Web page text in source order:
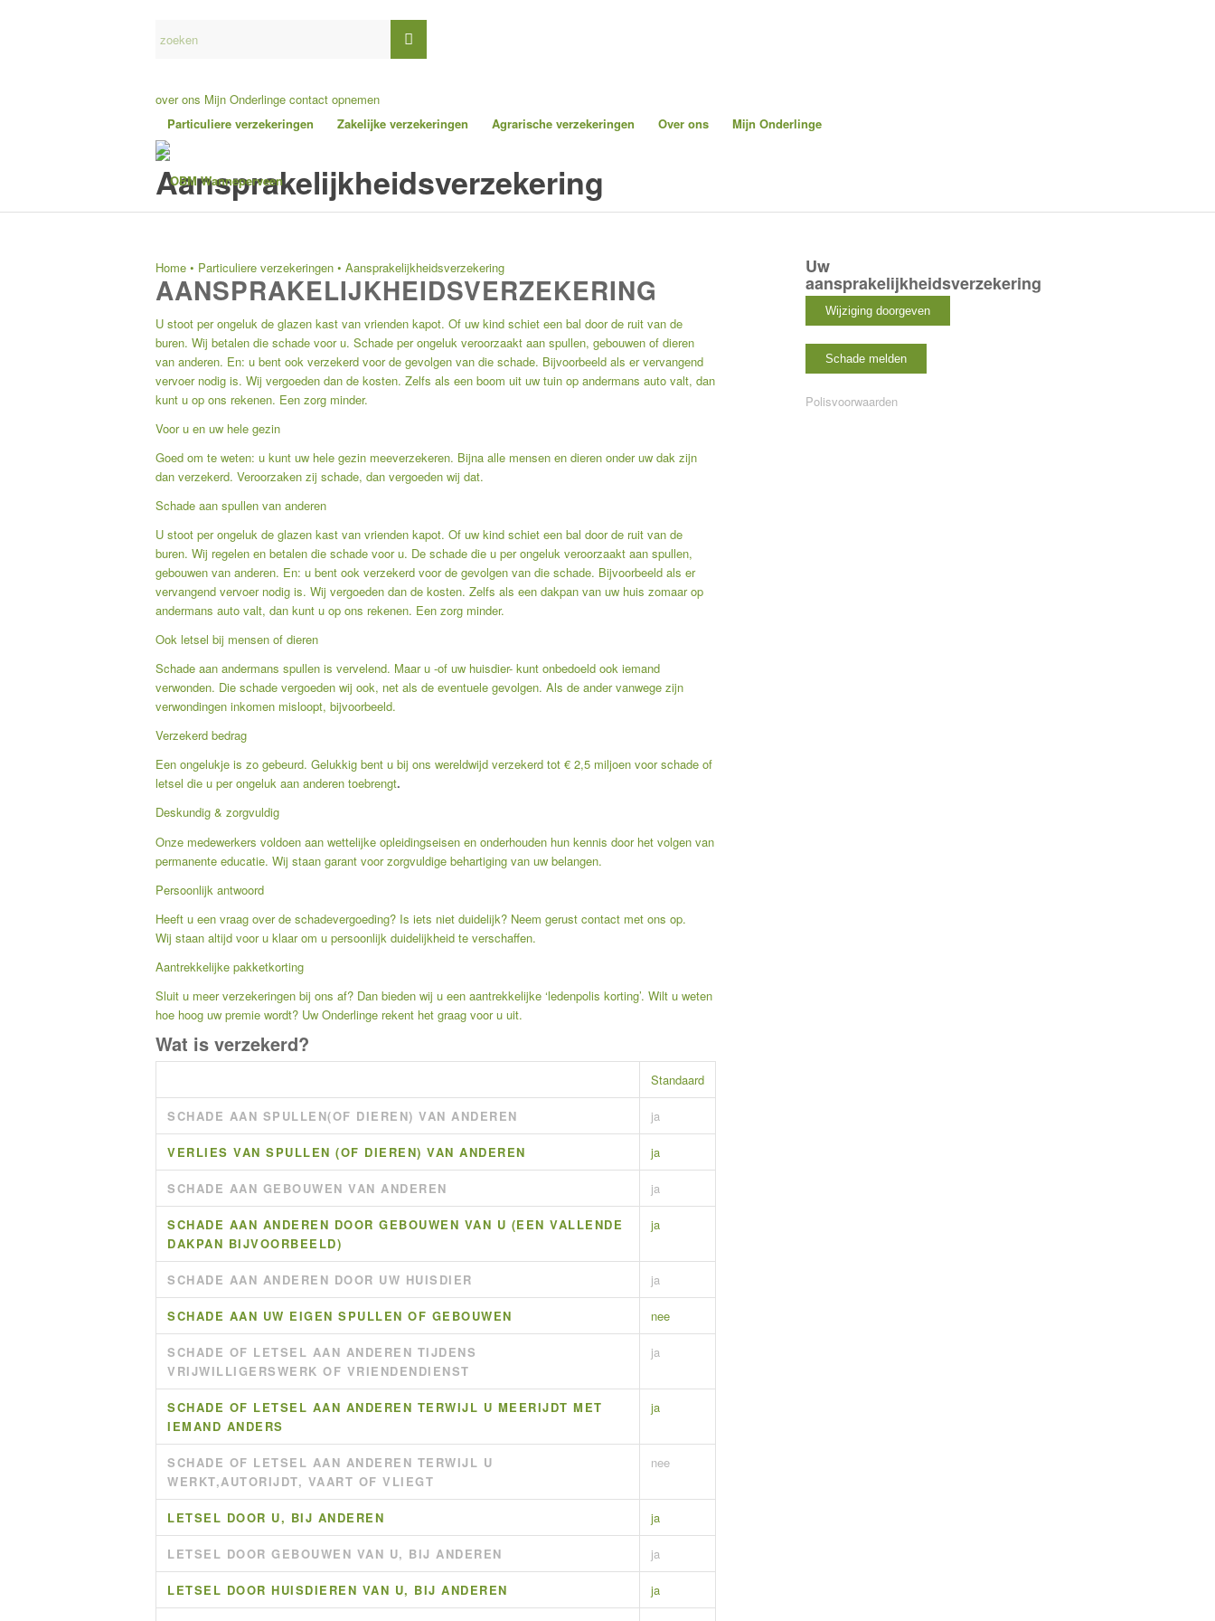
over ons Mijn Onderlinge contact opnemen
Particuliere verzekeringen
Zakelijke verzekeringen Agrarische verzekeringen Over ons Mijn Onderlinge
Aansprakelijkheidsverzekering
Home • Particuliere verzekeringen • Aansprakelijkheidsverzekering
AANSPRAKELIJKHEIDSVERZEKERING
U stoot per ongeluk de glazen kast van vrienden kapot. Of uw kind schiet een bal door de ruit van de
buren. Wij betalen die schade voor u. Schade per ongeluk veroorzaakt aan spullen, gebouwen of dieren
van anderen. En: u bent ook verzekerd voor de gevolgen van die schade. Bijvoorbeeld als er vervangend
vervoer nodig is. Wij vergoeden dan de kosten. Zelfs als een boom uit uw tuin op andermans auto valt, dan
kunt u op ons rekenen. Een zorg minder.
Voor u en uw hele gezin
Goed om te weten: u kunt uw hele gezin meeverzekeren. Bijna alle mensen en dieren onder uw dak zijn
dan verzekerd. Veroorzaken zij schade, dan vergoeden wij dat.
Schade aan spullen van anderen
U stoot per ongeluk de glazen kast van vrienden kapot. Of uw kind schiet een bal door de ruit van de
buren. Wij regelen en betalen die schade voor u. De schade die u per ongeluk veroorzaakt aan spullen,
gebouwen van anderen. En: u bent ook verzekerd voor de gevolgen van die schade. Bijvoorbeeld als er
vervangend vervoer nodig is. Wij vergoeden dan de kosten. Zelfs als een dakpan van uw huis zomaar op
andermans auto valt, dan kunt u op ons rekenen. Een zorg minder.
Ook letsel bij mensen of dieren
Schade aan andermans spullen is vervelend. Maar u -of uw huisdier- kunt onbedoeld ook iemand
verwonden. Die schade vergoeden wij ook, net als de eventuele gevolgen. Als de ander vanwege zijn
verwondingen inkomen misloopt, bijvoorbeeld.
Verzekerd bedrag
Een ongelukje is zo gebeurd. Gelukkig bent u bij ons wereldwijd verzekerd tot € 2,5 miljoen voor schade of
letsel die u per ongeluk aan anderen toebrengt.
Deskundig & zorgvuldig
Onze medewerkers voldoen aan wettelijke opleidingseisen en onderhouden hun kennis door het volgen van
permanente educatie. Wij staan garant voor zorgvuldige behartiging van uw belangen.
Persoonlijk antwoord
Heeft u een vraag over de schadevergoeding? Is iets niet duidelijk? Neem gerust contact met ons op.
Wij staan altijd voor u klaar om u persoonlijk duidelijkheid te verschaffen.
Aantrekkelijke pakketkorting
Sluit u meer verzekeringen bij ons af? Dan bieden wij u een aantrekkelijke ‘ledenpolis korting’. Wilt u weten
hoe hoog uw premie wordt? Uw Onderlinge rekent het graag voor u uit.
Wat is verzekerd?
Standaard
SCHADE AAN SPULLEN(OF DIEREN) VAN ANDEREN ja
VERLIES VAN SPULLEN (OF DIEREN) VAN ANDEREN ja
SCHADE AAN GEBOUWEN VAN ANDEREN ja
SCHADE AAN ANDEREN DOOR GEBOUWEN VAN U (EEN VALLENDE
DAKPAN BIJVOORBEELD)
ja
SCHADE AAN ANDEREN DOOR UW HUISDIER ja
SCHADE AAN UW EIGEN SPULLEN OF GEBOUWEN nee
SCHADE OF LETSEL AAN ANDEREN TIJDENS
VRIJWILLIGERSWERK OF VRIENDENDIENST
ja
SCHADE OF LETSEL AAN ANDEREN TERWIJL U MEERIJDT MET
IEMAND ANDERS
ja
SCHADE OF LETSEL AAN ANDEREN TERWIJL U
WERKT,AUTORIJDT, VAART OF VLIEGT
nee
LETSEL DOOR U, BIJ ANDEREN ja
LETSEL DOOR GEBOUWEN VAN U, BIJ ANDEREN ja
LETSEL DOOR HUISDIEREN VAN U, BIJ ANDEREN ja
Uw
aansprakelijkheidsverzekering
Polisvoorwaarden